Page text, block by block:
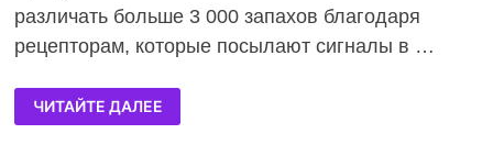
различать больше 3 000 запахов благодаря
рецепторам, которые посылают сигналы в …
ЧИТАЙТЕ ДАЛЕЕ